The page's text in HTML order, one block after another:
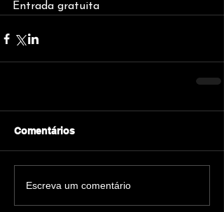
Entrada gratuita
Comentários
Escreva um comentário